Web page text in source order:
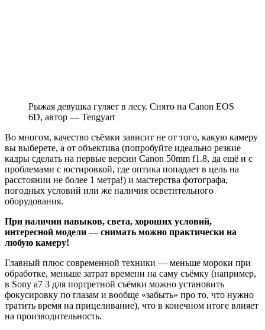
Рыжая девушка гуляет в лесу. Снято на Canon EOS
6D, автор — Tengyart
Во многом, качество съёмки зависит не от того, какую камеру
вы выберете, а от объектива (попробуйте идеально резкие
кадры сделать на первые версии Canon 50mm f1.8, да ещё и с
проблемами с юстировкой, где оптика попадает в цель на
расстоянии не более 1 метра!) и мастерства фотографа,
погодных условий или же наличия осветительного
оборудования.
При наличии навыков, света, хороших условий,
интересной модели — снимать можно практически на
любую камеру!
Главный плюс современной техники — меньше мороки при
обработке, меньше затрат времени на саму съёмку (например,
в Sony a7 3 для портретной съёмки можно установить
фокусировку по глазам и вообще «забыть» про то, что нужно
тратить время на прицеливание), что в конечном итоге влияет
на производительность.